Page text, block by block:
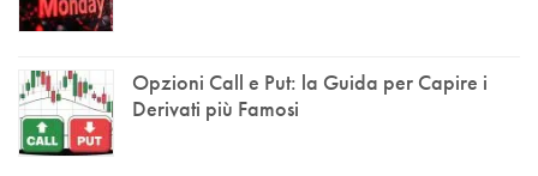
Opzioni Call e Put: la Guida per Capire i
Derivati più Famosi